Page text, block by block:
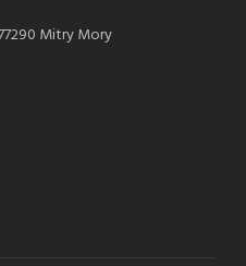
Mitry Mory